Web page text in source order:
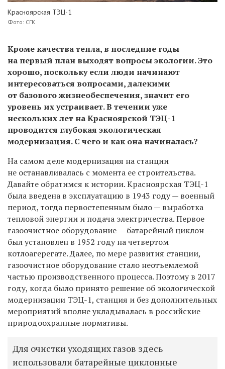
Красноярская ТЭЦ-1
Фото: СГК
Кроме качества тепла, в последние годы
на первый план выходят вопросы экологии. Это
хорошо, поскольку если люди начинают
интересоваться вопросами, далекими
от базового жизнеобеспечения, значит его
уровень их устраивает. В течении уже
нескольких лет на Красноярской ТЭЦ-1
проводится глубокая экологическая
модернизация. С чего и как она начиналась?
На самом деле модернизация на станции
не останавливалась с момента ее строительства.
Давайте обратимся к истории. Красноярская ТЭЦ-1
была введена в эксплуатацию в 1943 году — военный
период, тогда первостепенным было — выработка
тепловой энергии и подача электричества. Первое
газоочистное оборудование — батарейный циклон —
был установлен в 1952 году на четвертом
котлоагерегате. Далее, по мере развития станции,
газоочистное оборудование стало неотъемлемой
частью производственного процесса. Поэтому в 2017
году, когда было принято решение об экологической
модернизации ТЭЦ-1, станция и без дополнительных
мероприятий вполне укладывалась в российские
природоохранные нормативы.
Для очистки уходящих газов здесь
использовали батарейные циклонные